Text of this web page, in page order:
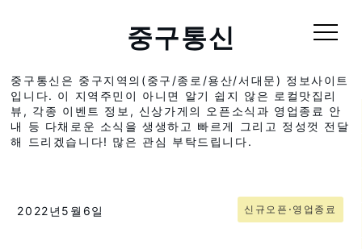
중구통신
중구통신은 중구지역의(중구/종로/용산/서대문) 정보사이트
입니다. 이 지역주민이 아니면 알기 쉽지 않은 로컬맛집리
뷰, 각종 이벤트 정보, 신상가게의 오픈소식과 영업종료 안
내 등 다채로운 소식을 생생하고 빠르게 그리고 정성껏 전달
해 드리겠습니다! 많은 관심 부탁드립니다.
2022년5월6일 신규오픈⋅영업종료